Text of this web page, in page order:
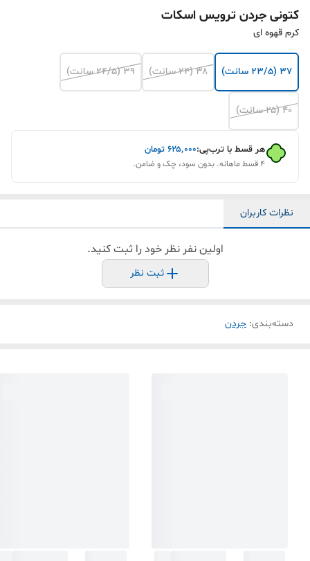
کتونی جردن ترویس اسکات
کرم قهوه ای
۳۷ (۲۳/۵ سانت) ۳۸ (۲۴ سانت) ۳۹ (۲۴/۵ سانت)
۴۰ (۲۵ سانت)
هر قسط با ترب‌پی:۶۲۵٬۰۰۰ تومان
۴ قسط ماهانه. بدون سود، چک و ضامن.
نظرات کاربران
اولین نفر نظر خود را ثبت کنید.
ثبت نظر
دسته‌بندی: جردن